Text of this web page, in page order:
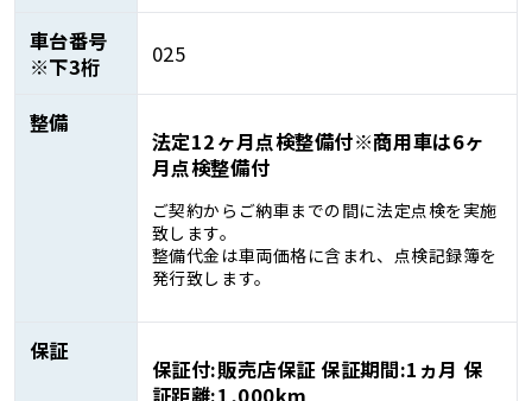
車台番号
※下3桁
025
整備
法定12ヶ月点検整備付※商用車は6ヶ
月点検整備付
ご契約からご納車までの間に法定点検を実施
致します。
整備代金は車両価格に含まれ、点検記録簿を
発行致します。
保証
保証付:販売店保証 保証期間:1ヵ月 保
証距離:1,000km